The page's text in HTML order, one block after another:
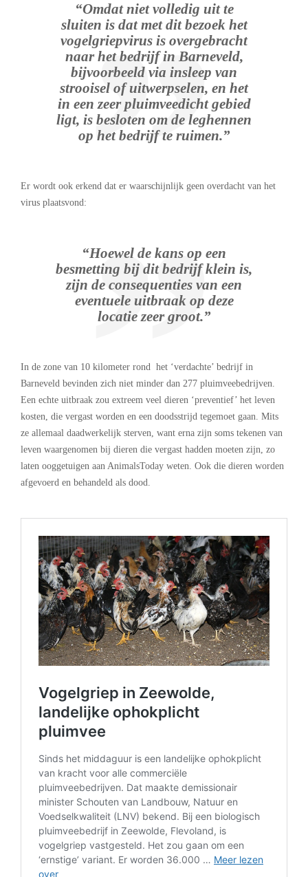
“Omdat niet volledig uit te
sluiten is dat met dit bezoek het
vogelgriepvirus is overgebracht
naar het bedrijf in Barneveld,
bijvoorbeeld via insleep van
strooisel of uitwerpselen, en het
in een zeer pluimveedicht gebied
ligt, is besloten om de leghennen
op het bedrijf te ruimen.”
Er wordt ook erkend dat er waarschijnlijk geen overdacht van het
virus plaatsvond:
“Hoewel de kans op een
besmetting bij dit bedrijf klein is,
zijn de consequenties van een
eventuele uitbraak op deze
locatie zeer groot.”
In de zone van 10 kilometer rond het ‘verdachte’ bedrijf in
Barneveld bevinden zich niet minder dan 277 pluimveebedrijven.
Een echte uitbraak zou extreem veel dieren ‘preventief’ het leven
kosten, die vergast worden en een doodsstrijd tegemoet gaan. Mits
ze allemaal daadwerkelijk sterven, want erna zijn soms tekenen van
leven waargenomen bij dieren die vergast hadden moeten zijn, zo
laten ooggetuigen aan AnimalsToday weten. Ook die dieren worden
afgevoerd en behandeld als dood.